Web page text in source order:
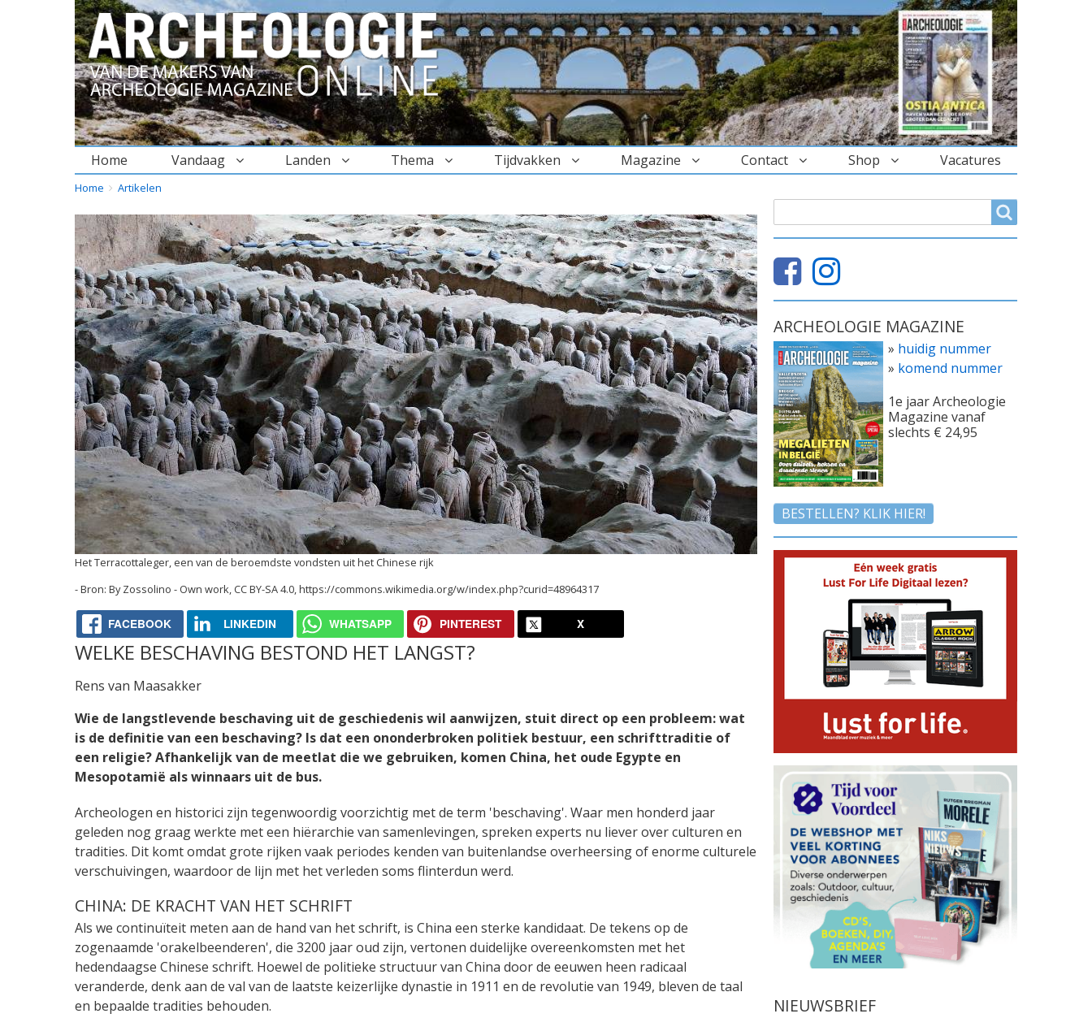
Home Vandaag Landen Thema Tijdvakken Magazine Contact Shop Vacatures
BREADCRUMBS
YOU
HERE:
Home Artikelen
Het Terracottaleger, een van de beroemdste vondsten uit het Chinese rijk
By Zossolino - Own work, CC BY-SA 4.0, https://commons.wikimedia.org/w/index.php?curid=48964317
FACEBOOK LINKEDIN WHATSAPP PINTEREST X
WELKE BESCHAVING BESTOND HET LANGST?
Rens van Maasakker
Wie de langstlevende beschaving uit de geschiedenis wil aanwijzen, stuit direct op een probleem: wat
is de definitie van een beschaving? Is dat een ononderbroken politiek bestuur, een schrifttraditie of
een religie? Afhankelijk van de meetlat die we gebruiken, komen China, het oude Egypte en
Mesopotamië als winnaars uit de bus.
Archeologen en historici zijn tegenwoordig voorzichtig met de term 'beschaving'. Waar men honderd jaar
geleden nog graag werkte met een hiërarchie van samenlevingen, spreken experts nu liever over culturen en
tradities. Dit komt omdat grote rijken vaak periodes kenden van buitenlandse overheersing of enorme culturele
verschuivingen, waardoor de lijn met het verleden soms flinterdun werd.
CHINA: DE KRACHT VAN HET SCHRIFT
Als we continuïteit meten aan de hand van het schrift, is China een sterke kandidaat. De tekens op de
zogenaamde 'orakelbeenderen', die 3200 jaar oud zijn, vertonen duidelijke overeenkomsten met het
hedendaagse Chinese schrift. Hoewel de politieke structuur van China door de eeuwen heen radicaal
veranderde, denk aan de val van de laatste keizerlijke dynastie in 1911 en de revolutie van 1949, bleven de taal
en bepaalde tradities behouden.
ARCHEOLOGIE MAGAZINE
» huidig nummer
» komend nummer
1e jaar Archeologie
Magazine vanaf
slechts € 24,95
BESTELLEN? KLIK HIER!
NIEUWSBRIEF